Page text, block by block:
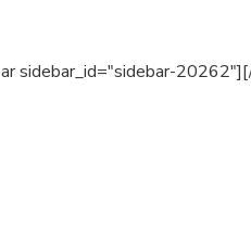
sidebar_id="sidebar-